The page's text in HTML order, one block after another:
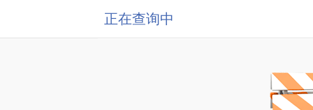
正在查询中